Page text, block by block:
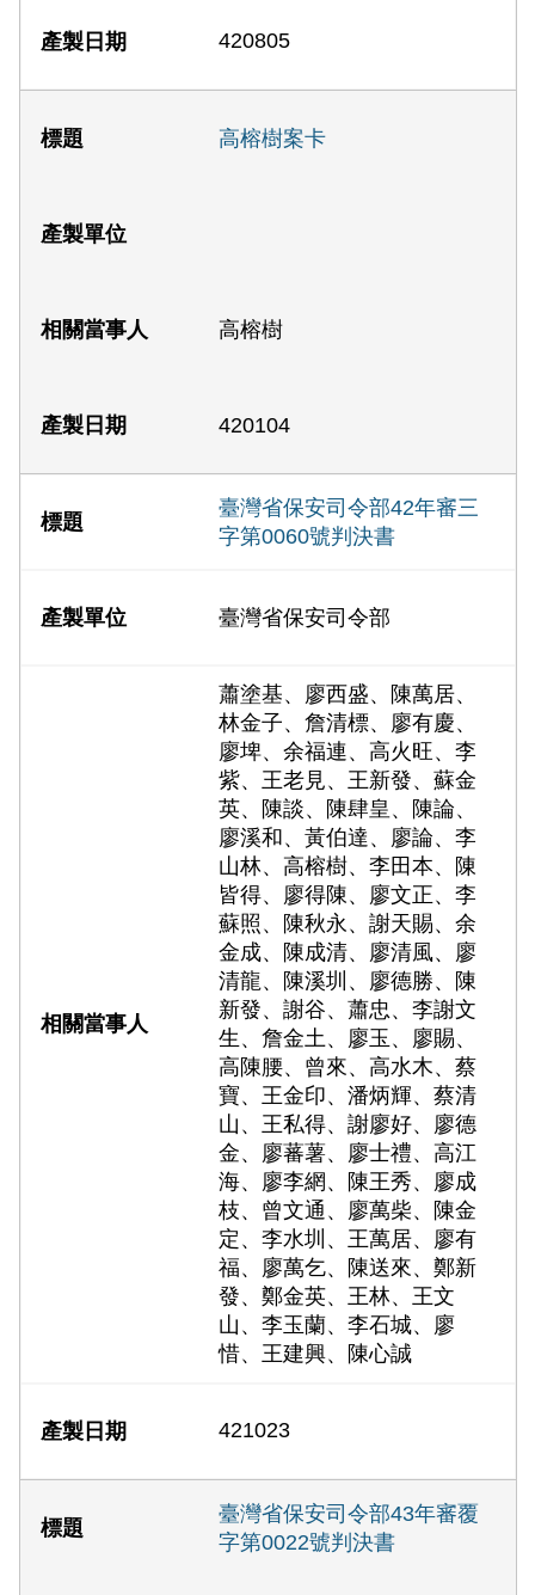
420805
高榕樹案卡
高榕樹
420104
臺灣省保安司令部42年審三
字第0060號判決書
臺灣省保安司令部
蕭塗基、廖西盛、陳萬居、
林金子、詹清標、廖有慶、
廖埤、余福連、高火旺、李
紫、王老見、王新發、蘇金
英、陳談、陳肆皇、陳論、
廖溪和、黃伯達、廖論、李
山林、高榕樹、李田本、陳
皆得、廖得陳、廖文正、李
蘇照、陳秋永、謝天賜、余
金成、陳成清、廖清風、廖
清龍、陳溪圳、廖德勝、陳
新發、謝谷、蕭忠、李謝文
生、詹金土、廖玉、廖賜、
高陳腰、曾來、高水木、蔡
寶、王金印、潘炳輝、蔡清
山、王私得、謝廖好、廖德
金、廖蕃薯、廖士禮、高江
海、廖李網、陳王秀、廖成
枝、曾文通、廖萬柴、陳金
定、李水圳、王萬居、廖有
福、廖萬乞、陳送來、鄭新
發、鄭金英、王林、王文
山、李玉蘭、李石城、廖
惜、王建興、陳心誠
421023
臺灣省保安司令部43年審覆
字第0022號判決書